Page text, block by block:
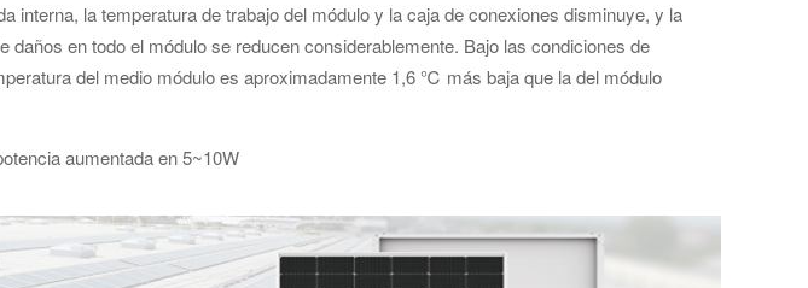
interna, la temperatura de trabajo del módulo y la caja de conexiones disminuye, y la
daños en todo el módulo se reducen considerablemente. Bajo las condiciones de
del medio módulo es aproximadamente 1,6 ℃ más baja que la del módulo
aumentada en 5~10W